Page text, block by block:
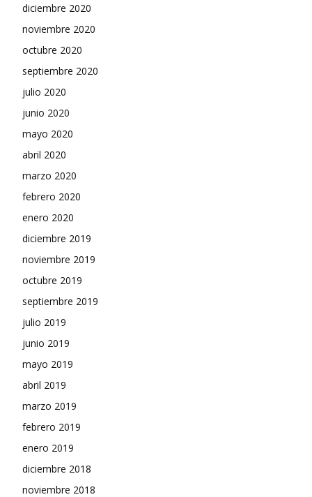
diciembre 2020
noviembre 2020
octubre 2020
septiembre 2020
julio 2020
junio 2020
mayo 2020
abril 2020
marzo 2020
febrero 2020
enero 2020
diciembre 2019
noviembre 2019
octubre 2019
septiembre 2019
julio 2019
junio 2019
mayo 2019
abril 2019
marzo 2019
febrero 2019
enero 2019
diciembre 2018
noviembre 2018